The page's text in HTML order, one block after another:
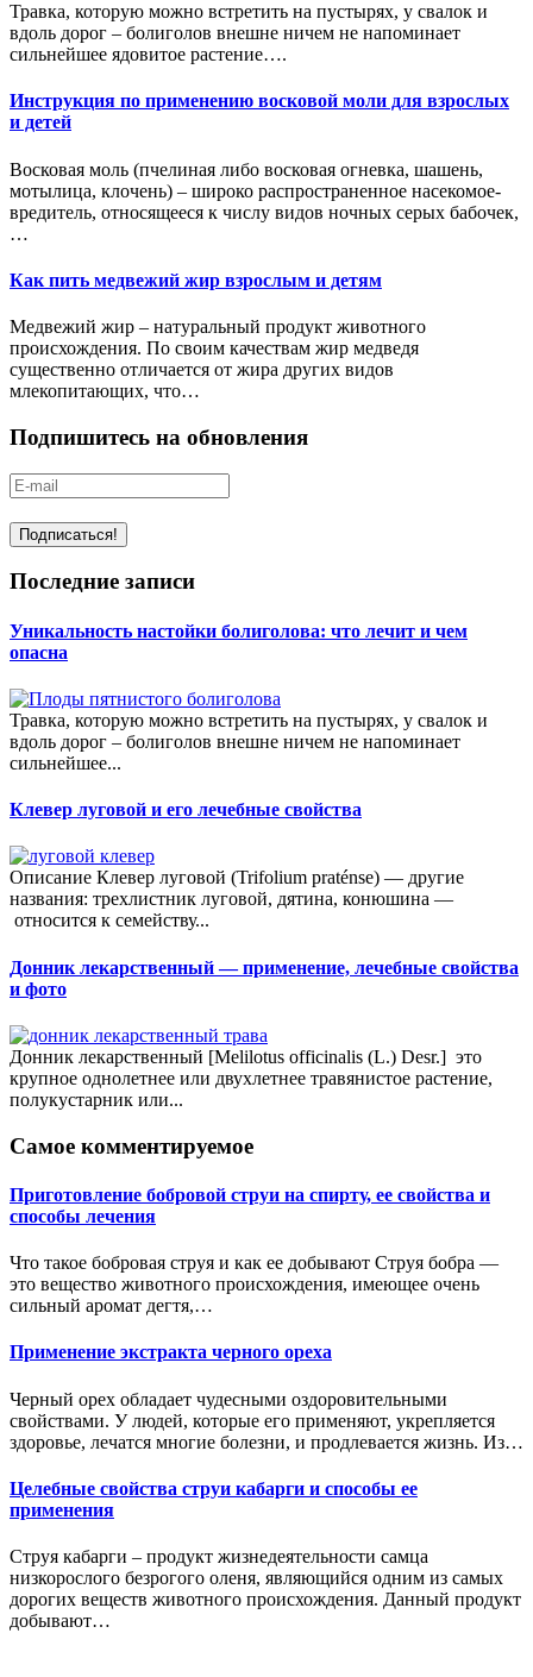
Травка, которую можно встретить на пустырях, у свалок и
вдоль дорог – болиголов внешне ничем не напоминает
сильнейшее ядовитое растение….
Инструкция по применению восковой моли для взрослых
и детей
Восковая моль (пчелиная либо восковая огневка, шашень,
мотылица, клочень) – широко распространенное насекомое-
вредитель, относящееся к числу видов ночных серых бабочек,
…
Как пить медвежий жир взрослым и детям
Медвежий жир – натуральный продукт животного
происхождения. По своим качествам жир медведя
существенно отличается от жира других видов
млекопитающих, что…
Подпишитесь на обновления
Последние записи
Уникальность настойки болиголова: что лечит и чем
опасна
Травка, которую можно встретить на пустырях, у свалок и
вдоль дорог – болиголов внешне ничем не напоминает
сильнейшее...
Клевер луговой и его лечебные свойства
Описание Клевер луговой (Trifolium praténse) — другие
названия: трехлистник луговой, дятина, конюшина —
относится к семейству...
Донник лекарственный — применение, лечебные свойства
и фото
Донник лекарственный [Melilotus officinalis (L.) Desr.] это
крупное однолетнее или двухлетнее травянистое растение,
полукустарник или...
Самое комментируемое
Приготовление бобровой струи на спирту, ее свойства и
способы лечения
Что такое бобровая струя и как ее добывают Струя бобра —
это вещество животного происхождения, имеющее очень
сильный аромат дегтя,…
Применение экстракта черного ореха
Черный орех обладает чудесными оздоровительными
свойствами. У людей, которые его применяют, укрепляется
здоровье, лечатся многие болезни, и продлевается жизнь. Из…
Целебные свойства струи кабарги и способы ее
применения
Струя кабарги – продукт жизнедеятельности самца
низкорослого безрогого оленя, являющийся одним из самых
дорогих веществ животного происхождения. Данный продукт
добывают…